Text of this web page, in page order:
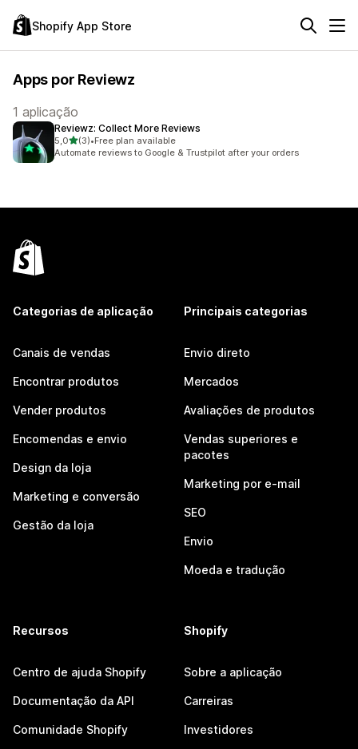
Shopify App Store
Apps por Reviewz
1 aplicação
Reviewz: Collect More Reviews
5,0de 5 estrelas
(3)
3 total de avaliações
•Free plan available
Automate reviews to Google & Trustpilot after your orders
Categorias de aplicação
Canais de vendas
Encontrar produtos
Vender produtos
Encomendas e envio
Design da loja
Marketing e conversão
Gestão da loja
Principais categorias
Envio direto
Mercados
Avaliações de produtos
Vendas superiores e
pacotes
Marketing por e-mail
SEO
Envio
Moeda e tradução
Recursos
Centro de ajuda Shopify
Documentação da API
Comunidade Shopify
Shopify
Sobre a aplicação
Carreiras
Investidores